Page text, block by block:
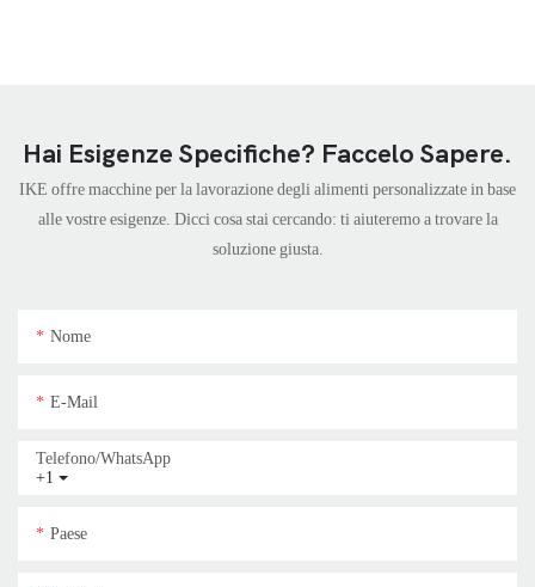
Hai Esigenze Specifiche? Faccelo Sapere.
IKE offre macchine per la lavorazione degli alimenti personalizzate in base
alle vostre esigenze. Dicci cosa stai cercando: ti aiuteremo a trovare la
soluzione giusta.
Nome
E-Mail
+1
Telefono/WhatsApp
Paese